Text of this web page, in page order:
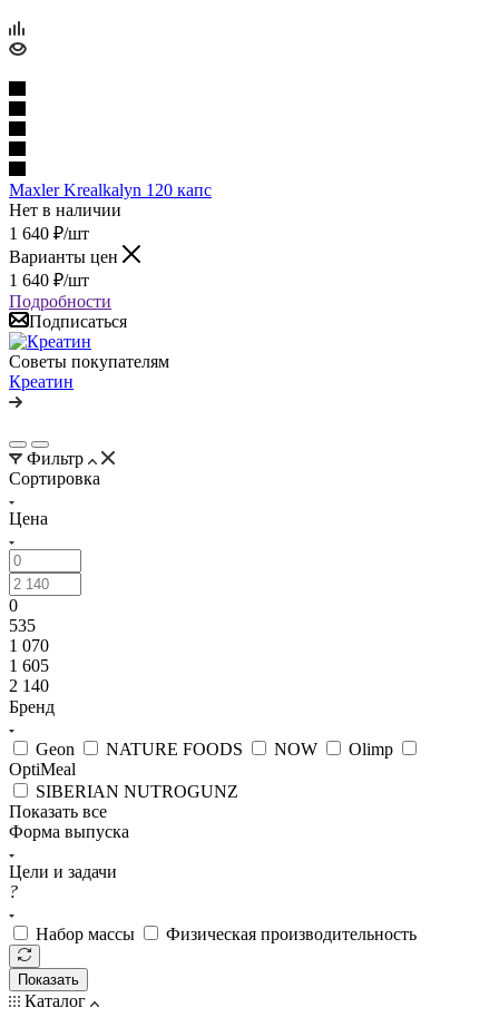
Maxler Krealkalyn 120 капс
Нет в наличии
1 640 ₽/шт
Варианты цен
1 640 ₽/шт
Подробности
Подписаться
Советы покупателям
Креатин
Фильтр
Сортировка
Цена
0
535
1 070
1 605
2 140
Бренд
Geon NATURE FOODS NOW
Olimp
OptiMeal
SIBERIAN NUTROGUNZ
Показать все
Форма выпуска
Цели и задачи
?
Набор массы Физическая производительность
Показать
Каталог